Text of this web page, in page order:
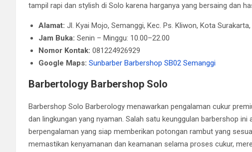
tampil rapi dan stylish di Solo karena harganya yang bersaing dan
Alamat: Jl. Kyai Mojo, Semanggi, Kec. Ps. Kliwon, Kota
Jam Buka: Senin – Minggu: 10.00–22.00
Nomor Kontak: 081224926929
Google Maps: Sunbarber Barbershop SB02 Semanggi
Barbertology Barbershop Solo
Barbershop Solo Barberology menawarkan pengalaman cukur
dan lingkungan yang nyaman. Salah satu keunggulan barbershop
berpengalaman yang siap memberikan potongan rambut yang
memastikan kenyamanan dan keamanan selama proses cukur,